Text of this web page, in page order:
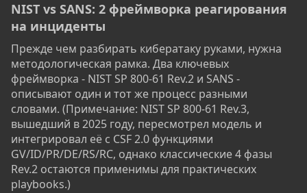
NIST vs SANS: 2 фреймворка реагирования
на инциденты​
Прежде чем разбирать кибератаку руками, нужна
методологическая рамка. Два ключевых
фреймворка - NIST SP 800-61 Rev.2 и SANS -
описывают один и тот же процесс разными
словами. (Примечание: NIST SP 800-61 Rev.3,
вышедший в 2025 году, пересмотрел модель и
интегрировал её с CSF 2.0 функциями
GV/ID/PR/DE/RS/RC, однако классические 4 фазы
Rev.2 остаются применимы для практических
playbooks.)